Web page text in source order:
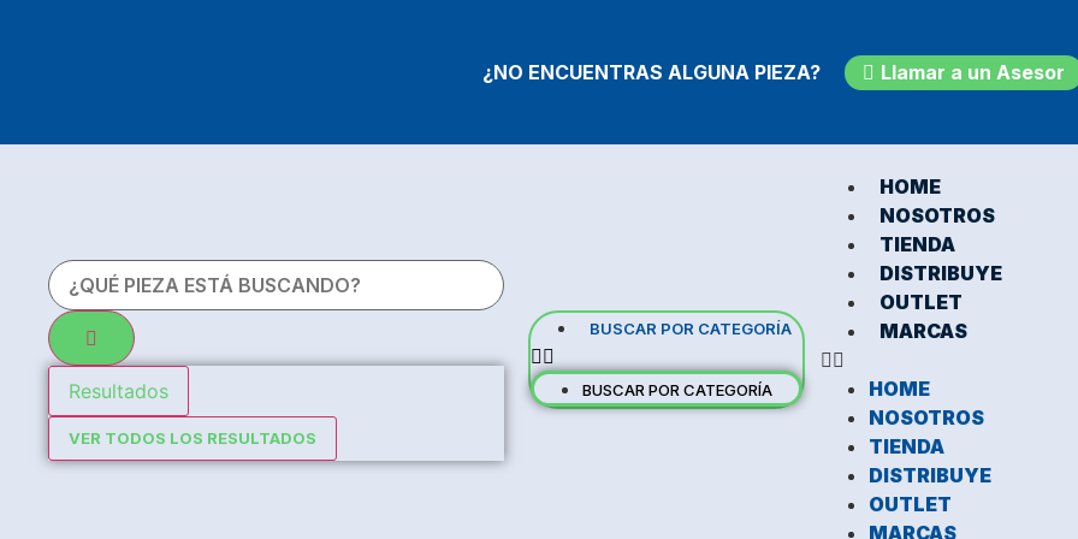
¿NO ENCUENTRAS ALGUNA PIEZA? Llamar a un Asesor
Resultados
VER TODOS LOS RESULTADOS
BUSCAR POR CATEGORÍA
BUSCAR POR CATEGORÍA
HOME
NOSOTROS
TIENDA
DISTRIBUYE
OUTLET
MARCAS
HOME
NOSOTROS
TIENDA
DISTRIBUYE
OUTLET
MARCAS